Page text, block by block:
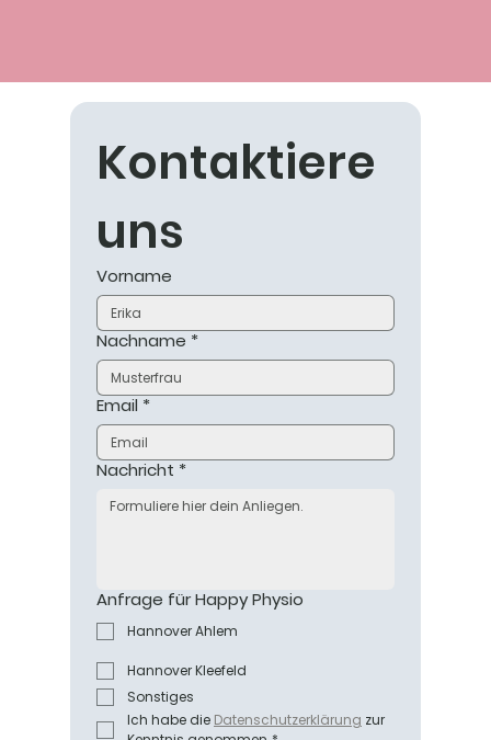
Kontaktiere
uns
Vorname
Nachname *
Email *
Nachricht *
Anfrage für Happy Physio
Hannover Ahlem
Hannover Kleefeld
Sonstiges
Ich habe die Datenschutzerklärung zur